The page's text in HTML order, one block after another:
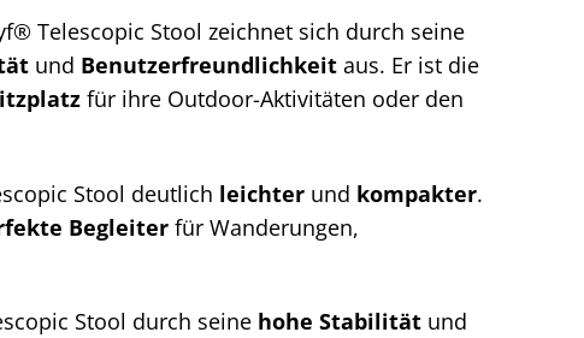
Telescopic Stool zeichnet sich durch seine
und Benutzerfreundlichkeit aus. Er ist die
für ihre Outdoor-Aktivitäten oder den
Stool deutlich leichter und kompakter.
Begleiter für Wanderungen,
Stool durch seine hohe Stabilität und